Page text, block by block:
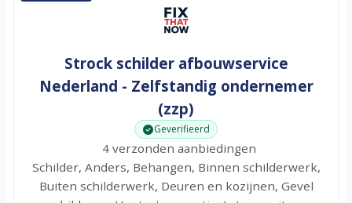
Strock schilder afbouwservice
Nederland - Zelfstandig ondernemer
(zzp)
Geverifieerd
4 verzonden aanbiedingen
Schilder, Anders, Behangen, Binnen schilderwerk,
Buiten schilderwerk, Deuren en kozijnen, Gevel